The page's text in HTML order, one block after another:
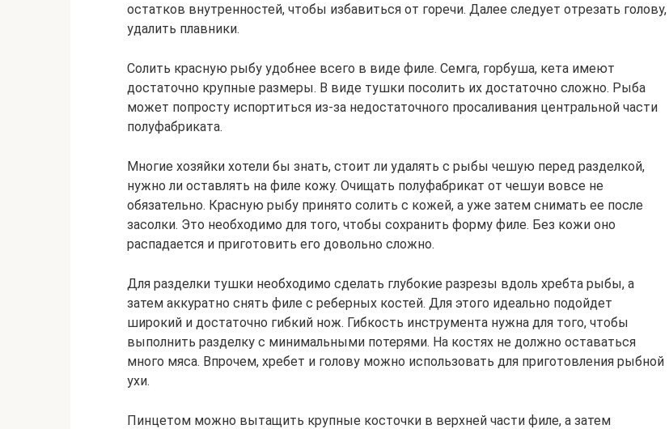
остатков внутренностей, чтобы избавиться от горечи. Далее следует отрезать голову,
удалить плавники.
Солить красную рыбу удобнее всего в виде филе. Семга, горбуша, кета имеют
достаточно крупные размеры. В виде тушки посолить их достаточно сложно. Рыба
может попросту испортиться из-за недостаточного просаливания центральной части
полуфабриката.
Многие хозяйки хотели бы знать, стоит ли удалять с рыбы чешую перед разделкой,
нужно ли оставлять на филе кожу. Очищать полуфабрикат от чешуи вовсе не
обязательно. Красную рыбу принято солить с кожей, а уже затем снимать ее после
засолки. Это необходимо для того, чтобы сохранить форму филе. Без кожи оно
распадается и приготовить его довольно сложно.
Для разделки тушки необходимо сделать глубокие разрезы вдоль хребта рыбы, а
затем аккуратно снять филе с реберных костей. Для этого идеально подойдет
широкий и достаточно гибкий нож. Гибкость инструмента нужна для того, чтобы
выполнить разделку с минимальными потерями. На костях не должно оставаться
много мяса. Впрочем, хребет и голову можно использовать для приготовления рыбной
ухи.
Пинцетом можно вытащить крупные косточки в верхней части филе, а затем